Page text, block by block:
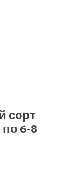
сорт
по 6-8